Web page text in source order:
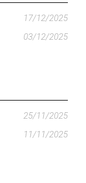
17/12/2025
03/12/2025
25/11/2025
11/11/2025